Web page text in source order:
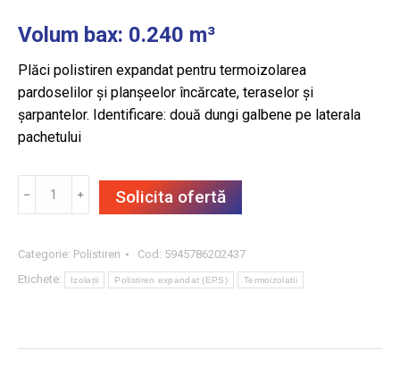
Volum bax: 0.240 m³
Plăci polistiren expandat pentru termoizolarea
pardoselilor și planșeelor încărcate, teraselor și
șarpantelor. Identificare: două dungi galbene pe laterala
pachetului
Cantitate
expandat
EPS
﹣ ﹢ Solicita ofertă
Categorie: Polistiren Cod: 5945786202437
Etichete:
Izolații Polistiren expandat (EPS) Termoizolatii